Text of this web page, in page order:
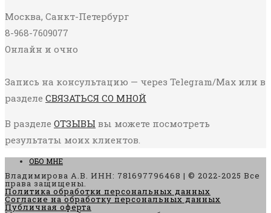
Москва, Санкт-Петербург
8-968-7609077
Онлайн и очно
Запись на консультацию — через Telegram/Max или в
разделе СВЯЗАТЬСЯ СО МНОЙ
В разделе ОТЗЫВЫ вы можете посмотреть
результаты моих клиентов.
ОБО МНЕ
Владимирова А.В. ИНН: 781697796468 | © 2022-2025 Все
права защищены.
Политика обработки персональных данных
Согласие на обработку персональных данных
Публичная оферта